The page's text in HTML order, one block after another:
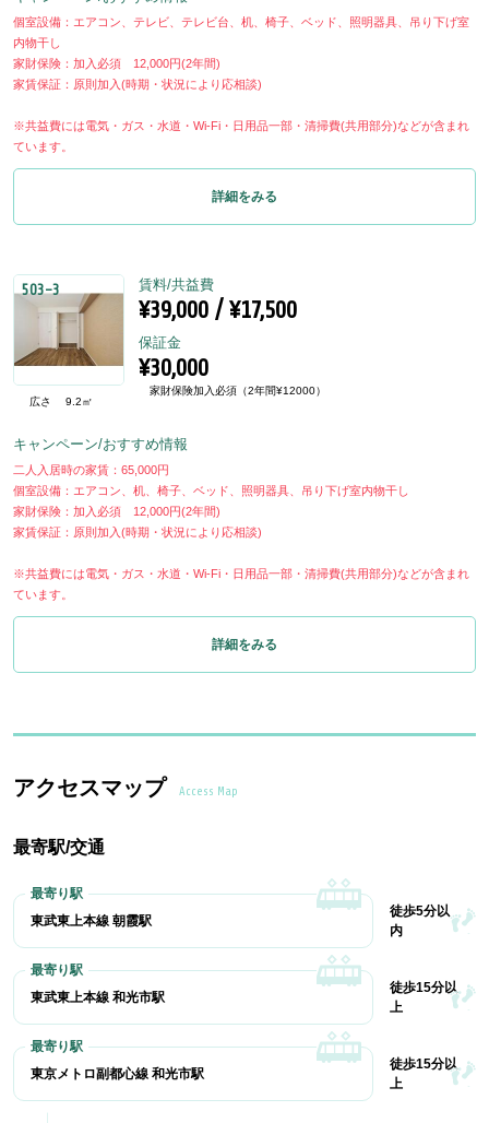
個室設備：エアコン、テレビ、テレビ台、机、椅子、ベッド、照明器具、吊り下げ室
内物干し
家財保険：加入必須 12,000円(2年間)
家賃保証：原則加入(時期・状況により応相談)
※共益費には電気・ガス・水道・Wi-Fi・日用品一部・清掃費(共用部分)などが含まれ
ています。
詳細をみる
503-3
広さ 9.2㎡
賃料/共益費
¥39,000 / ¥17,500
保証金
¥30,000
家財保険加入必須（2年間¥12000）
キャンペーン/おすすめ情報
二人入居時の家賃：65,000円
個室設備：エアコン、机、椅子、ベッド、照明器具、吊り下げ室内物干し
家財保険：加入必須 12,000円(2年間)
家賃保証：原則加入(時期・状況により応相談)
※共益費には電気・ガス・水道・Wi-Fi・日用品一部・清掃費(共用部分)などが含まれ
ています。
詳細をみる
アクセスマップ Access Map
最寄駅/交通
東武東上本線 朝霞駅
徒歩5分以
内
東武東上本線 和光市駅
徒歩15分以
上
東京メトロ副都心線 和光市駅
徒歩15分以
上